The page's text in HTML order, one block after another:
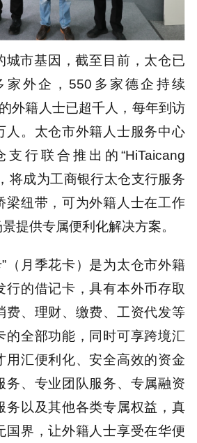
城市基因，截至目前，太仓已
家外企，550多家德企持续
外籍人士已超千人，每年到访
人。太仓市外籍人士服务中心
行联合推出的“HiTaicang
将成为工商银行太仓支行服务
梁纽带，可为外籍人士在工作
提供专属便利化解决方案。
”（月季花卡）是为太仓市外籍
行的借记卡，具有本外币存取
费、理财、缴费、工资代发等
的全部功能，同时可享跨境汇
用汇便利化、安全高效的资金
务、专业团队服务、专属融资
务以及其他各类专属权益，真
国界，让外籍人士享受在华便